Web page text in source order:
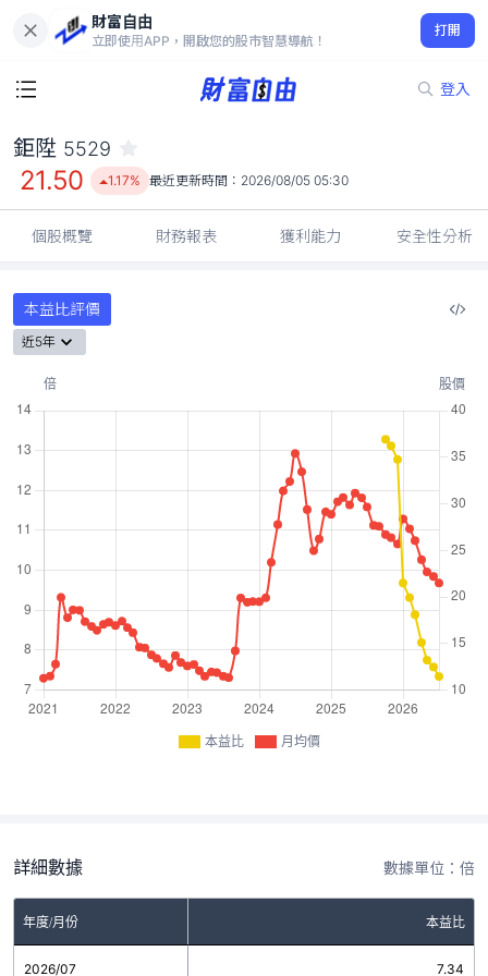
財富自由
立即使用APP，開啟您的股市智慧導航！
打開
登入
21.50
1.17%
鉅陞 5529
21.50 1.17% 最近更新時間： 2026/08/05 05:30
個股概覽 財務報表 獲利能力 安全性分析
本益比評價
近5年
本益比 月均價
詳細數據 數據單位：倍
年度/月份 本益比
2026/07 7.34